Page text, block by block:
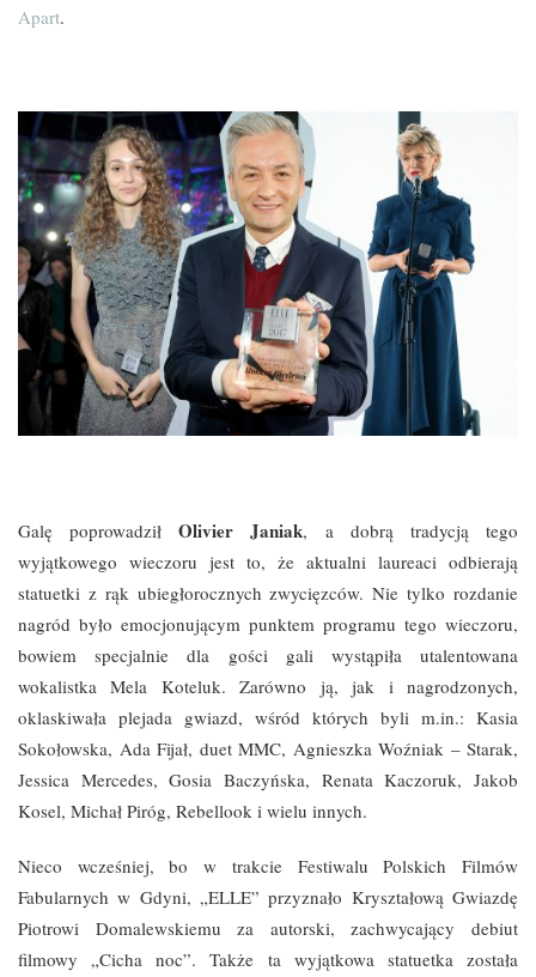
Apart.
Galę poprowadził Olivier Janiak, a dobrą tradycją tego
wyjątkowego wieczoru jest to, że aktualni laureaci odbierają
statuetki z rąk ubiegłorocznych zwycięzców. Nie tylko rozdanie
nagród było emocjonującym punktem programu tego wieczoru,
bowiem specjalnie dla gości gali wystąpiła utalentowana
wokalistka Mela Koteluk. Zarówno ją, jak i nagrodzonych,
oklaskiwała plejada gwiazd, wśród których byli m.in.: Kasia
Sokołowska, Ada Fijał, duet MMC, Agnieszka Woźniak – Starak,
Jessica Mercedes, Gosia Baczyńska, Renata Kaczoruk, Jakob
Kosel, Michał Piróg, Rebellook i wielu innych.
Nieco wcześniej, bo w trakcie Festiwalu Polskich Filmów
Fabularnych w Gdyni, „ELLE” przyznało Kryształową Gwiazdę
Piotrowi Domalewskiemu za autorski, zachwycający debiut
filmowy „Cicha noc”. Także ta wyjątkowa statuetka została